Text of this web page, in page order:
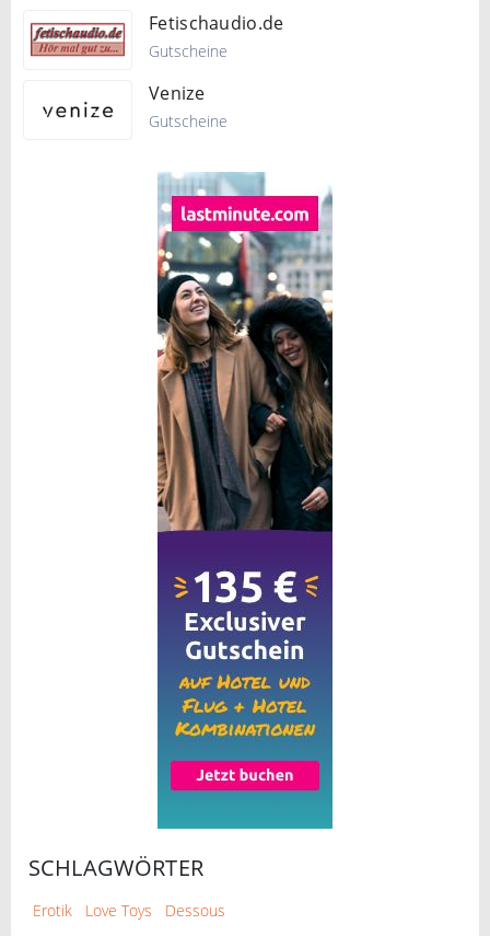
Fetischaudio.de
Gutscheine
Venize
Gutscheine
SCHLAGWÖRTER
Erotik Love Toys Dessous